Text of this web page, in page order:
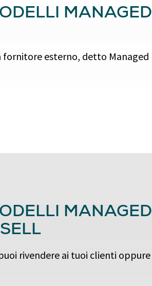
MANAGED
fornitore esterno, detto Managed
MANAGED
rivendere ai tuoi clienti oppure